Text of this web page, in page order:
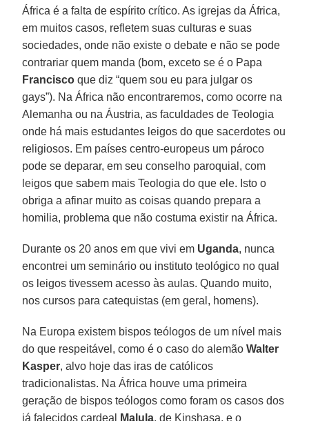
África é a falta de espírito crítico. As igrejas da África,
em muitos casos, refletem suas culturas e suas
sociedades, onde não existe o debate e não se pode
contrariar quem manda (bom, exceto se é o Papa
Francisco que diz “quem sou eu para julgar os
gays”). Na África não encontraremos, como ocorre na
Alemanha ou na Áustria, as faculdades de Teologia
onde há mais estudantes leigos do que sacerdotes ou
religiosos. Em países centro-europeus um pároco
pode se deparar, em seu conselho paroquial, com
leigos que sabem mais Teologia do que ele. Isto o
obriga a afinar muito as coisas quando prepara a
homilia, problema que não costuma existir na África.
Durante os 20 anos em que vivi em Uganda, nunca
encontrei um seminário ou instituto teológico no qual
os leigos tivessem acesso às aulas. Quando muito,
nos cursos para catequistas (em geral, homens).
Na Europa existem bispos teólogos de um nível mais
do que respeitável, como é o caso do alemãoWalter
Kasper, alvo hoje das iras de católicos
tradicionalistas. Na África houve uma primeira
geração de bispos teólogos como foram os casos dos
já falecidos cardeal
Malula, de Kinshasa, e o